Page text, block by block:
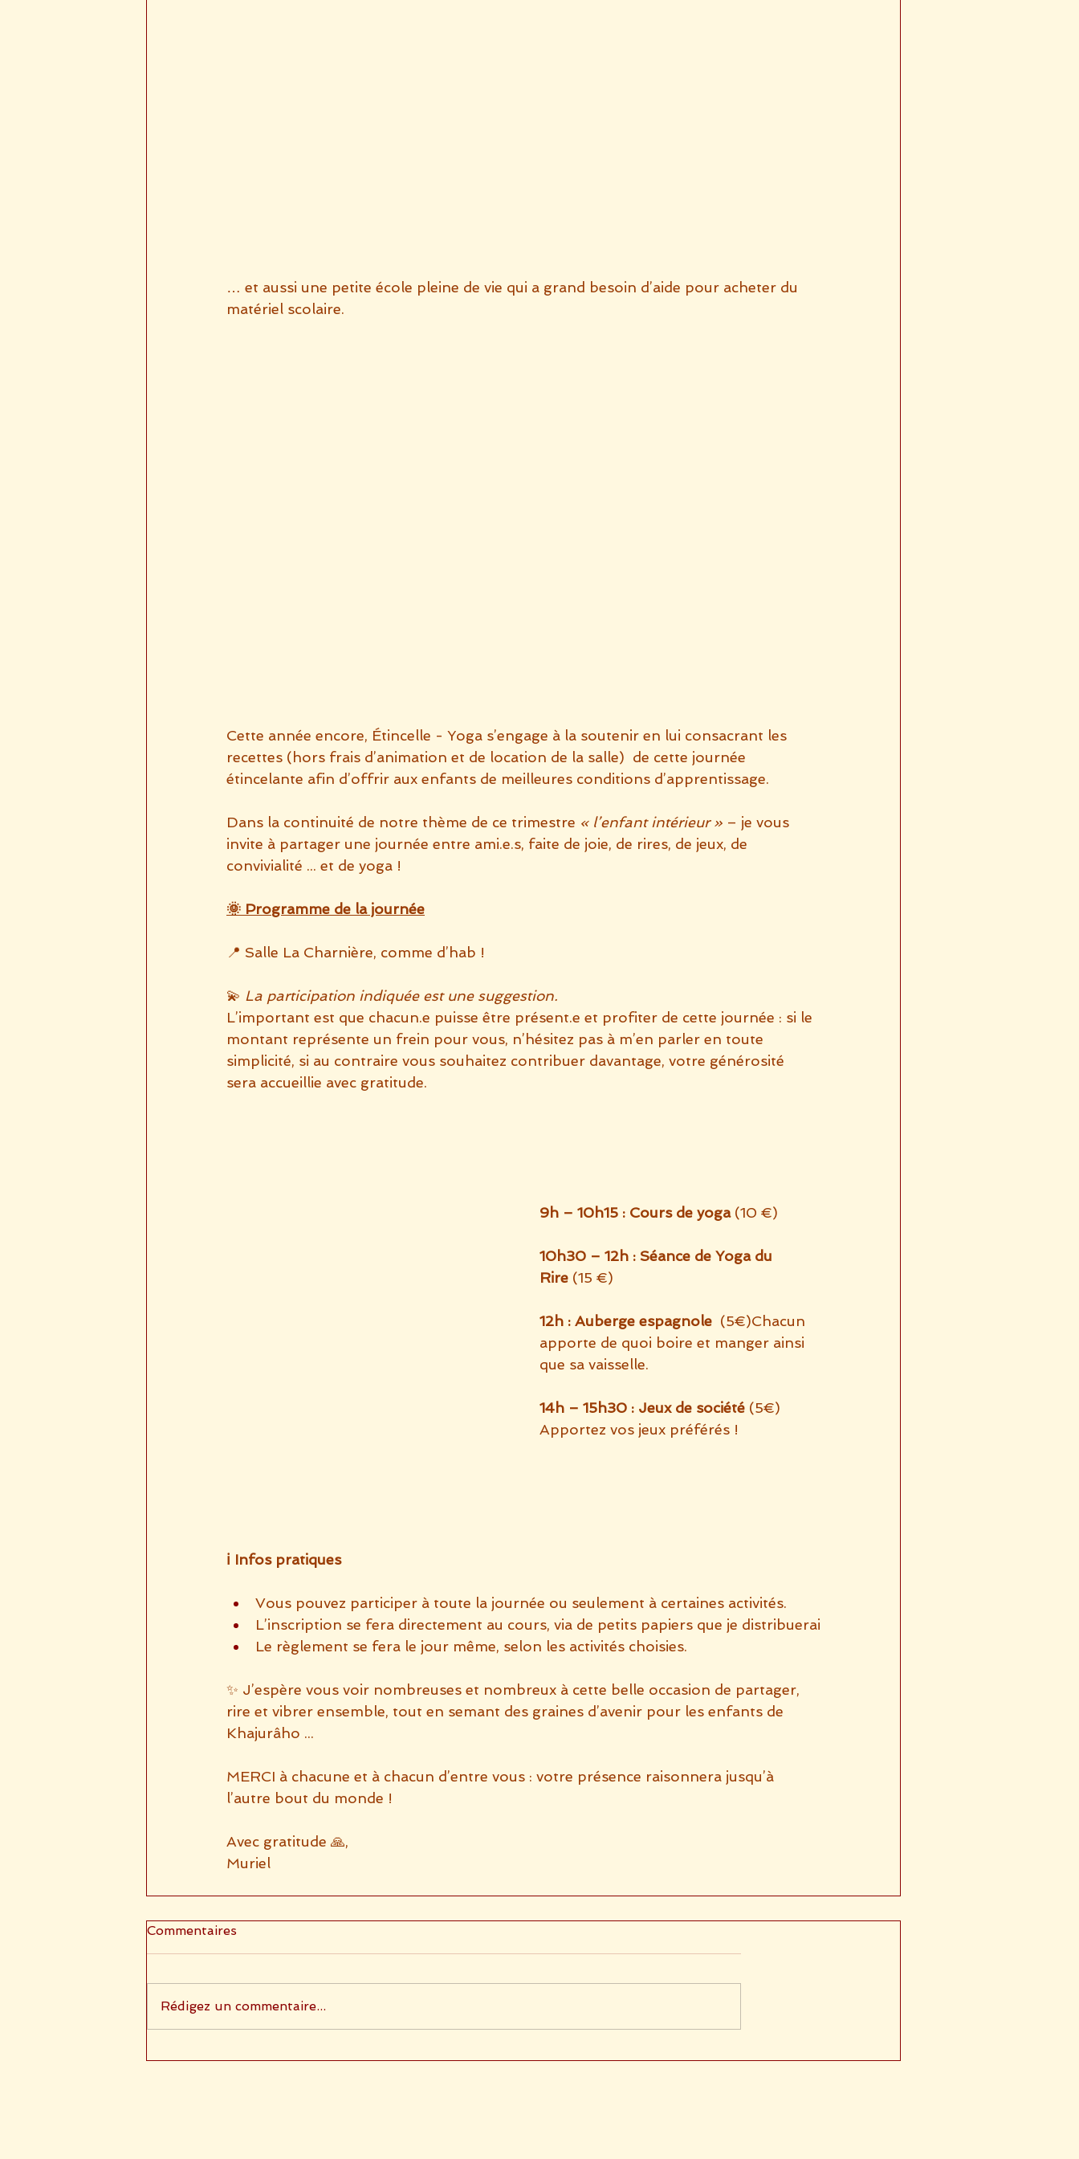
… et aussi une petite école pleine de vie qui a grand besoin d’aide pour acheter du
matériel scolaire.
Cette année encore, Étincelle - Yoga s’engage à la soutenir en lui consacrant les
recettes (hors frais d’animation et de location de la salle)  de cette journée
étincelante afin d’offrir aux enfants de meilleures conditions d’apprentissage.
Dans la continuité de notre thème de ce trimestre « l’enfant intérieur » – je vous
invite à partager une journée entre ami.e.s, faite de joie, de rires, de jeux, de
convivialité ... et de yoga !
🌞 Programme de la journée
📍 Salle La Charnière, comme d’hab !
💫 La participation indiquée est une suggestion.
L’important est que chacun.e puisse être présent.e et profiter de cette journée : si le
montant représente un frein pour vous, n’hésitez pas à m’en parler en toute
simplicité, si au contraire vous souhaitez contribuer davantage, votre générosité
sera accueillie avec gratitude.
9h – 10h15 : Cours de yoga (10 €)
10h30 – 12h : Séance de Yoga du
Rire (15 €)
12h : Auberge espagnole (5€)Chacun
apporte de quoi boire et manger ainsi
que sa vaisselle.
14h – 15h30 : Jeux de société (5€)
Apportez vos jeux préférés !
ℹ️ Infos pratiques
Vous pouvez participer à toute la journée ou seulement à certaines activités.
L’inscription se fera directement au cours, via de petits papiers que je distribuerai
Le règlement se fera le jour même, selon les activités choisies.
✨ J’espère vous voir nombreuses et nombreux à cette belle occasion de partager,
rire et vibrer ensemble, tout en semant des graines d’avenir pour les enfants de
Khajurâho ...
MERCI à chacune et à chacun d’entre vous : votre présence raisonnera jusqu’à
l’autre bout du monde !
Avec gratitude 🙏,
Muriel
Commentaires
Rédigez un commentaire...